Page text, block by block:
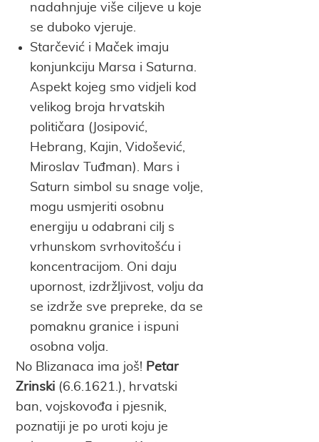
nadahnjuje više ciljeve u koje
se duboko vjeruje.
Starčević i Maček imaju
konjunkciju Marsa i Saturna.
Aspekt kojeg smo vidjeli kod
velikog broja hrvatskih
političara (Josipović,
Hebrang, Kajin, Vidošević,
Miroslav Tuđman). Mars i
Saturn simbol su snage volje,
mogu usmjeriti osobnu
energiju u odabrani cilj s
vrhunskom svrhovitošću i
koncentracijom. Oni daju
upornost, izdržljivost, volju da
se izdrže sve prepreke, da se
pomaknu granice i ispuni
osobna volja.
No Blizanaca ima još! Petar
Zrinski (6.6.1621.), hrvatski
ban, vojskovođa i pjesnik,
poznatiji je po uroti koju je